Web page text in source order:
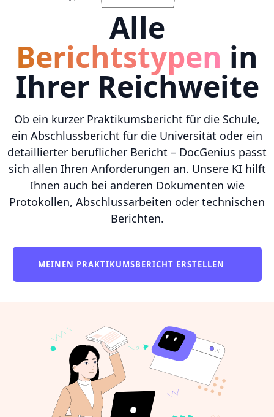
Alle
Berichtstypen in
Ihrer Reichweite
Ob ein kurzer Praktikumsbericht für die Schule,
ein Abschlussbericht für die Universität oder ein
detaillierter beruflicher Bericht – DocGenius passt
sich allen Ihren Anforderungen an. Unsere KI hilft
Ihnen auch bei anderen Dokumenten wie
Protokollen, Abschlussarbeiten oder technischen
Berichten.
MEINEN PRAKTIKUMSBERICHT ERSTELLEN